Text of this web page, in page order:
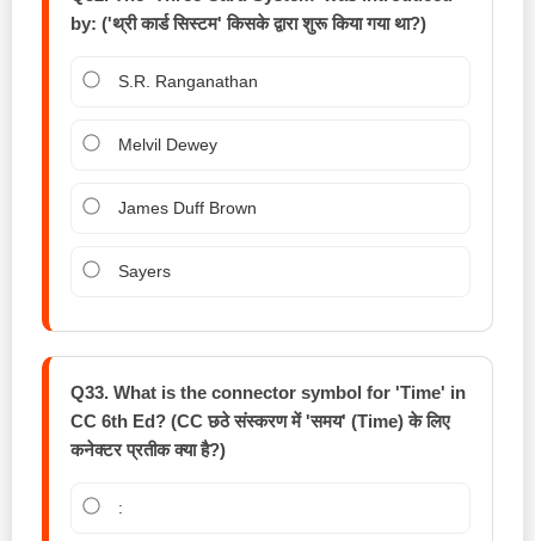
by: ('थ्री कार्ड सिस्टम' किसके द्वारा शुरू किया गया था?)
S.R. Ranganathan
Melvil Dewey
James Duff Brown
Sayers
Q33. What is the connector symbol for 'Time' in
CC 6th Ed? (CC छठे संस्करण में 'समय' (Time) के लिए
कनेक्टर प्रतीक क्या है?)
: